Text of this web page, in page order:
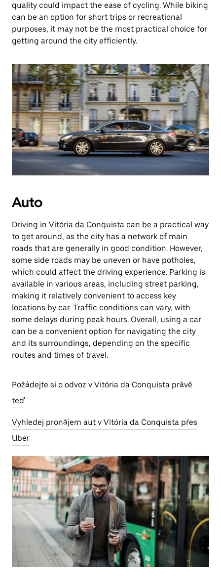
quality could impact the ease of cycling. While biking
can be an option for short trips or recreational
purposes, it may not be the most practical choice for
getting around the city efficiently.
Auto
Driving in Vitória da Conquista can be a practical way
to get around, as the city has a network of main
roads that are generally in good condition. However,
some side roads may be uneven or have potholes,
which could affect the driving experience. Parking is
available in various areas, including street parking,
making it relatively convenient to access key
locations by car. Traffic conditions can vary, with
some delays during peak hours. Overall, using a car
can be a convenient option for navigating the city
and its surroundings, depending on the specific
routes and times of travel.
Požádejte si o odvoz v Vitória da Conquista právě
teď
Vyhledej pronájem aut v Vitória da Conquista přes
Uber